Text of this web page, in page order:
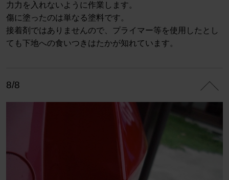
力力を入れないように作業します。
傷に塗ったのは単なる塗料です。
接着剤ではありませんので、プライマー等を使用したとし
ても下地への食いつきはたかが知れています。
8/8